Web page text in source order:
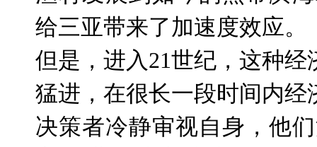
给三亚带来了加速度效应。
但是，进入21世纪，这种经
猛进，在很长一段时间内
决策者冷静审视自身，他